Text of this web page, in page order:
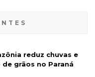
reduz chuvas e
grãos no Paraná